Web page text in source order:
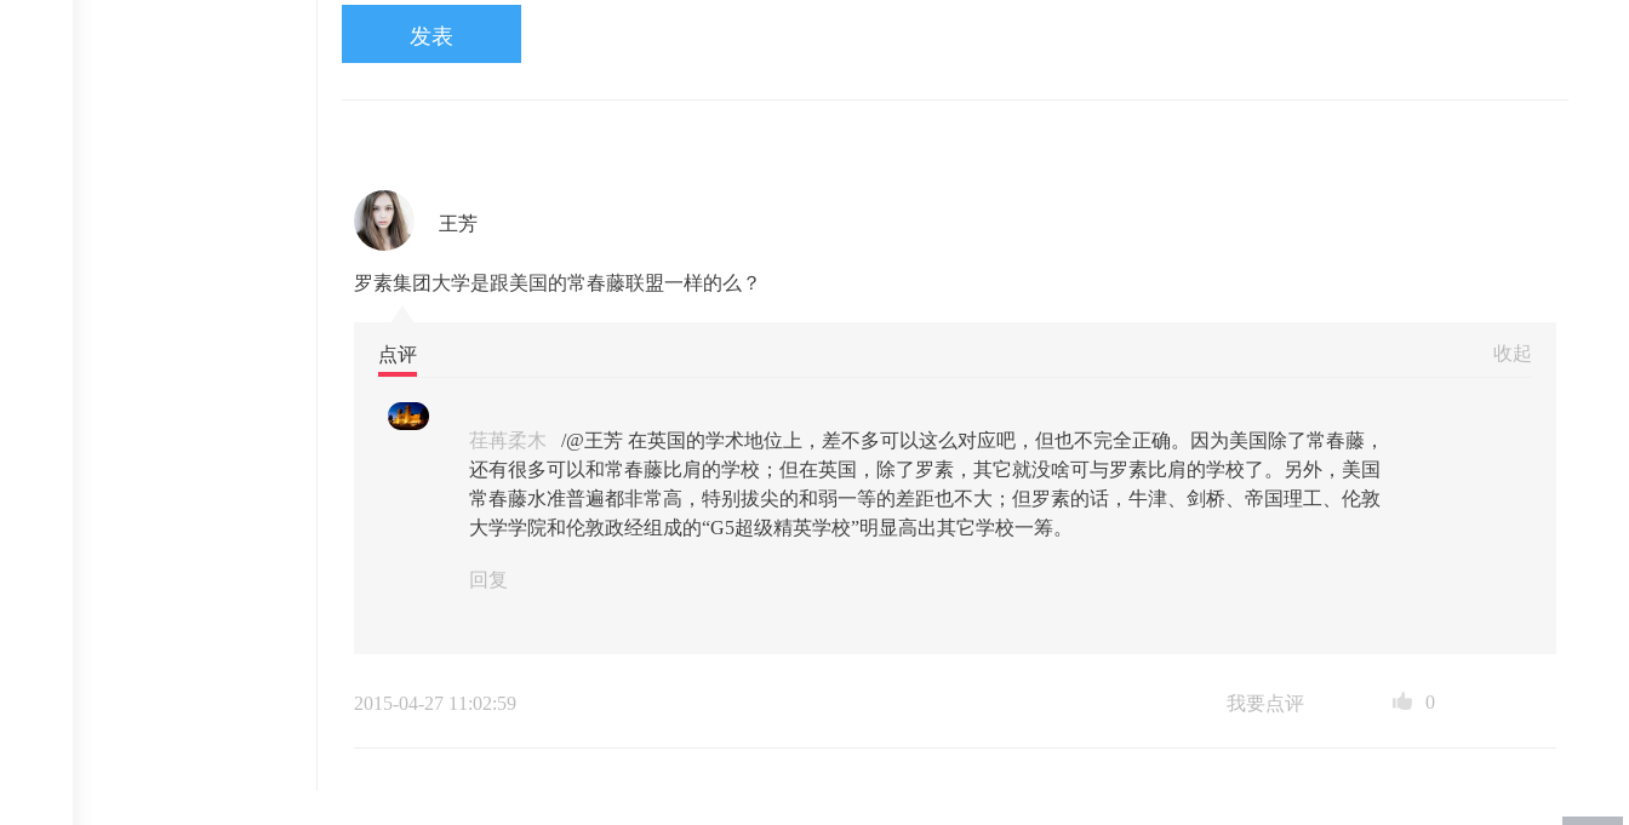
发表
王芳
罗素集团大学是跟美国的常春藤联盟一样的么？
点评 收起
荏苒柔木 /@王芳 在英国的学术地位上，差不多可以这么对应吧，但也不完全正确。因为美国除了常春藤，
还有很多可以和常春藤比肩的学校；但在英国，除了罗素，其它就没啥可与罗素比肩的学校了。另外，美国
常春藤水准普遍都非常高，特别拔尖的和弱一等的差距也不大；但罗素的话，牛津、剑桥、帝国理工、伦敦
大学学院和伦敦政经组成的“G5超级精英学校”明显高出其它学校一筹。
回复
2015-04-27 11:02:59 我要点评 0